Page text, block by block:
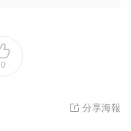
0
分享海報